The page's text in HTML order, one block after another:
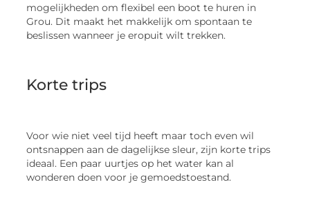
mogelijkheden om flexibel een boot te huren in
Grou. Dit maakt het makkelijk om spontaan te
beslissen wanneer je eropuit wilt trekken.
Korte trips
Voor wie niet veel tijd heeft maar toch even wil
ontsnappen aan de dagelijkse sleur, zijn korte trips
ideaal. Een paar uurtjes op het water kan al
wonderen doen voor je gemoedstoestand.